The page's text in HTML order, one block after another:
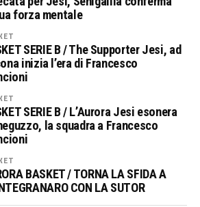
forza mentale
SERIE B / The Supporter Jesi, ad
inizia l’era di Francesco
SERIE B / L’Aurora Jesi esonera
la squadra a Francesco
BASKET / TORNA LA SFIDA A
CON LA SUTOR